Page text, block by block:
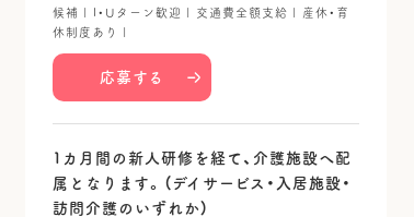
候補 | I・Uターン歓迎 | 交通費全額支給 | 産休・育
休制度あり |
応募する
1カ月間の新人研修を経て、介護施設へ配
属となります。（デイサービス・入居施設・
訪問介護のいずれか）